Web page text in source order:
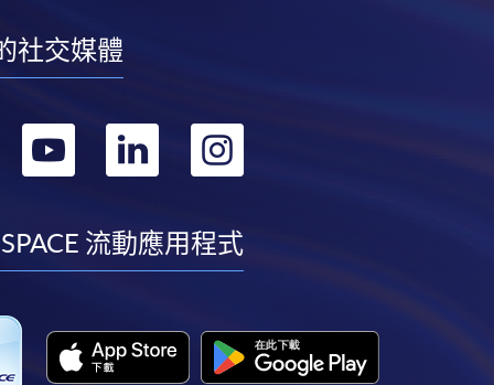
社交媒體
轉
youtube
轉
linkedininstagram
流動應用程式